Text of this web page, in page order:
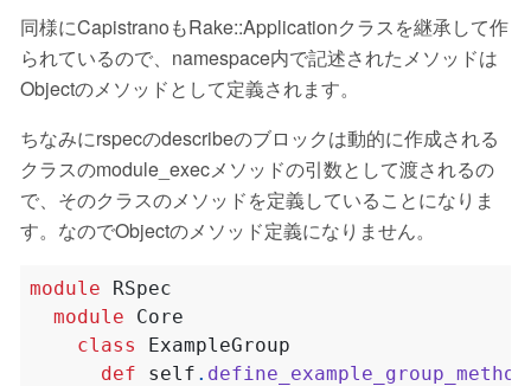
同様にCapistranoもRake::Applicationクラスを継承して作
られているので、namespace内で記述されたメソッドは
Objectのメソッドとして定義されます。
ちなみにrspecのdescribeのブロックは動的に作成される
クラスのmodule_execメソッドの引数として渡されるの
で、そのクラスのメソッドを定義していることになりま
す。なのでObjectのメソッド定義になりません。
module
RSpec
module
Core
class
ExampleGroup
def
self . define_example_group_method